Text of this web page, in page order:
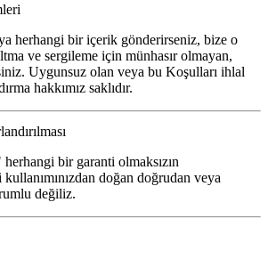
herhangi bir içerik gönderirseniz, bize o
ve sergileme için münhasır olmayan,
Uygunsuz olan veya bu Koşulları ihlal
hakkımız saklıdır.
bir garanti olmaksızın
doğan doğrudan veya
değiliz.